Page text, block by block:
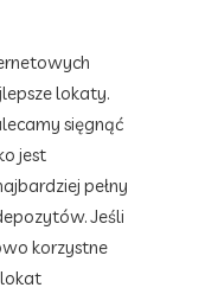
lokaty.
sięgnąć
jest
pełny
Jeśli
korzystne